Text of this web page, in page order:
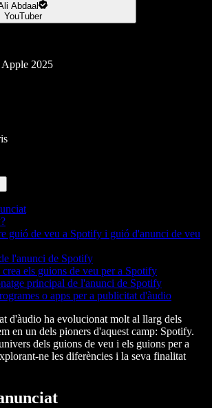
Abdaal
YouTuber
Apple 2025
guió de veu a Spotify i guió d'anunci de veu
l'anunci de Spotify
els guions de veu per a Spotify
principal de l'anunci de Spotify
o apps per a publicitat d'àudio
d'àudio ha evolucionat molt al llarg dels
en un dels pioners d'aquest camp: Spotify.
dels guions de veu i els guions per a
ne les diferències i la seva finalitat